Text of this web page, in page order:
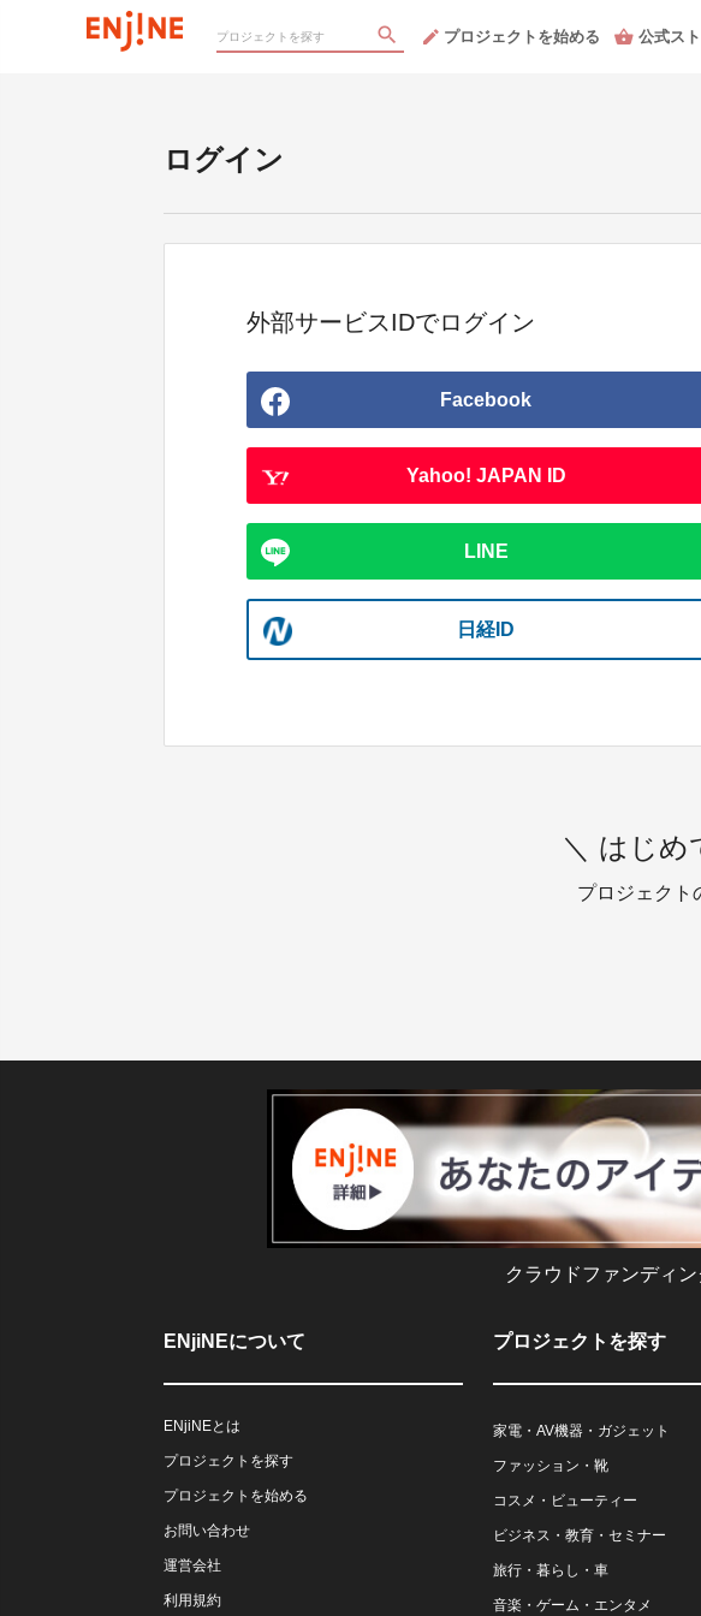
プロジェクトを始める 公式ス
ログイン
外部サービスIDでログイン
Facebook
Yahoo! JAPAN ID
LINE
日経ID
＼ はじめ
プロジェクト
クラウドファンディ
ENjiNEについて
ENjiNEとは
プロジェクトを探す
プロジェクトを始める
お問い合わせ
運営会社
利用規約
プロジェクトを探す
家電・AV機器・ガジェット
ファッション・靴
コスメ・ビューティー
ビジネス・教育・セミナー
旅行・暮らし・車
音楽・ゲーム・エンタメ